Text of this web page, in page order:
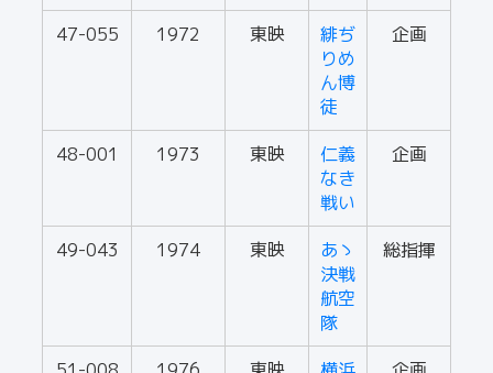
47-055 1972 東映
緋ぢ
りめ
ん博
徒
企画
48-001 1973 東映
仁義
なき
戦い
企画
49-043 1974 東映
あゝ
決戦
航空
隊
総指揮